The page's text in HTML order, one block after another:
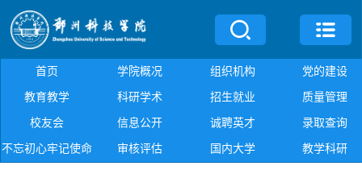
首页 学院概况 组织机构 党的建设
教育教学 科研学术 招生就业 质量管理
校友会 信息公开 诚聘英才 录取查询
不忘初心牢记使命 审核评估 国内大学 教学科研